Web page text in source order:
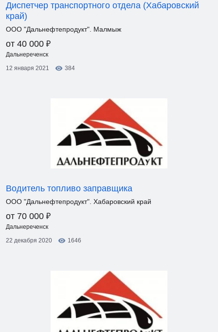
Диспетчер транспортного отдела (Хабаровский
край)
ООО "Дальнефтепродукт". Малмыж
от 40 000 ₽
Дальнереченск
12 января 2021
384
Водитель топливо заправщика
ООО "Дальнефтепродукт". Хабаровский край
от 70 000 ₽
Дальнереченск
22 декабря 2020
1646